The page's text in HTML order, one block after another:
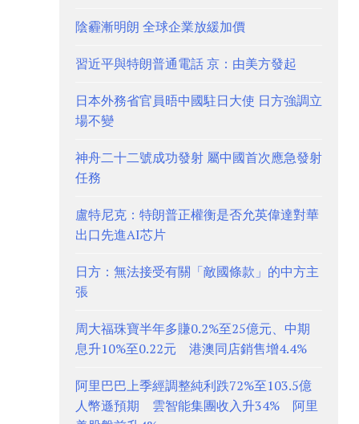
陰霾漸明朗 全球企業放緩加價
習近平與特朗普通電話 京：由美方發起
日本外務省官員晤中國駐日大使 日方強調立
場不變
神舟二十二號成功發射 屬中國首次應急發射
任務
盧特尼克：特朗普正權衡是否允英偉達對華
出口先進AI芯片
日方：無法接受有關「敵國條款」的中方主
張
周大福珠寶半年多賺0.2%至25億元、中期
息升10%至0.22元 港澳同店銷售增4.4%
阿里巴巴上季經調整純利跌72%至103.5億
人幣遜預期 雲智能集團收入升34% 阿里